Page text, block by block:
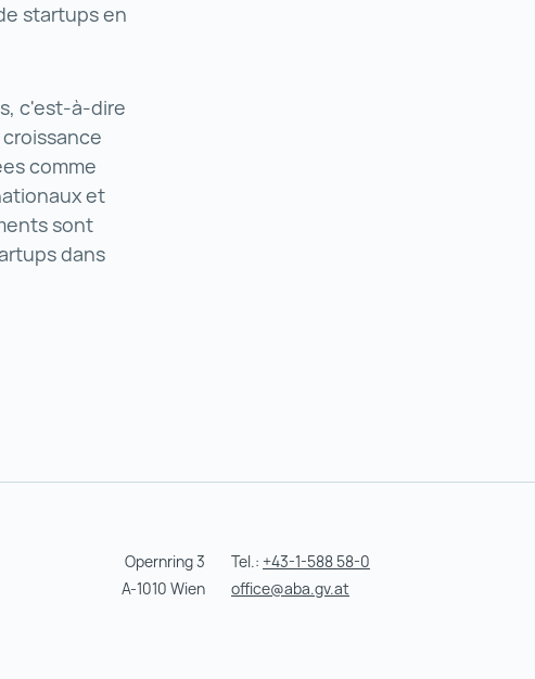
startups en
c'est-à-dire
comme
et
sont
dans
Opernring 3
A-1010 Wien
Tel.: +43-1-588 58-0
office@aba.gv.at